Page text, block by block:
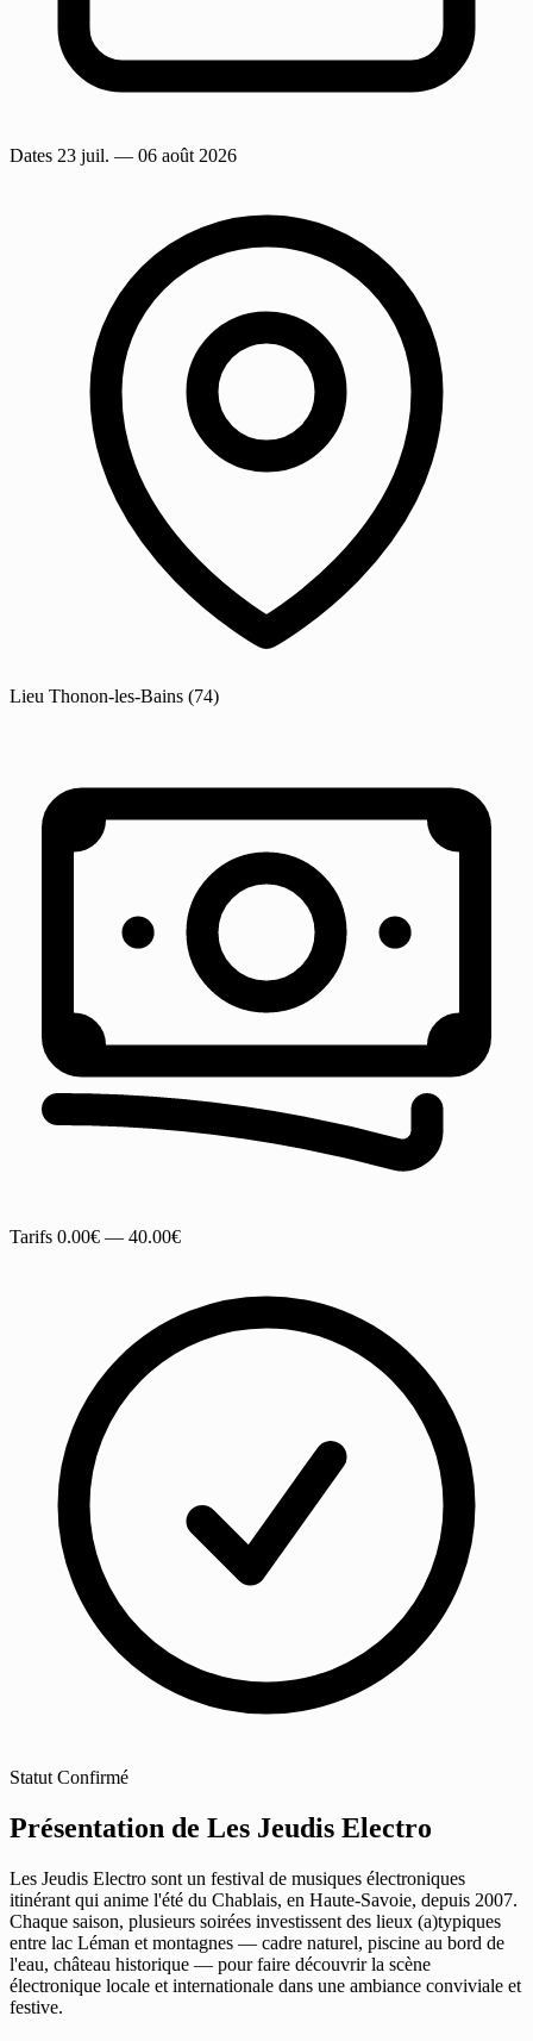
Dates 23 juil. — 06 août 2026
Lieu Thonon-les-Bains (74)
Tarifs 0.00€ — 40.00€
Statut Confirmé
Présentation de Les Jeudis Electro
Les Jeudis Electro sont un festival de musiques électroniques
itinérant qui anime l'été du Chablais, en Haute-Savoie, depuis 2007.
Chaque saison, plusieurs soirées investissent des lieux (a)typiques
entre lac Léman et montagnes — cadre naturel, piscine au bord de
l'eau, château historique — pour faire découvrir la scène
électronique locale et internationale dans une ambiance conviviale et
festive.